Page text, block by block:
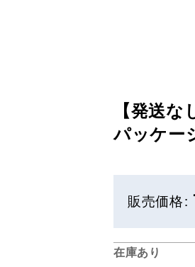
【発送
パッケー
販売価格:
在庫あり